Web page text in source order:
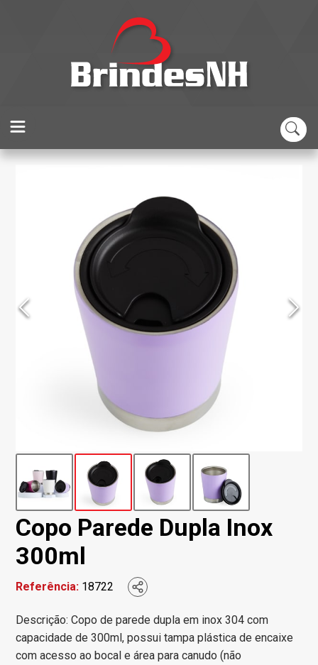
Copo Parede Dupla Inox
300ml
Referência: 18722
Descrição: Copo de parede dupla em inox 304 com
capacidade de 300ml, possui tampa plástica de encaixe
com acesso ao bocal e área para canudo (não